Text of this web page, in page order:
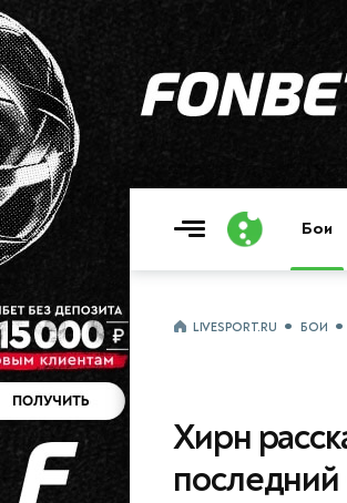
Бои
LIVESPORT.RU БОИ
Хирн